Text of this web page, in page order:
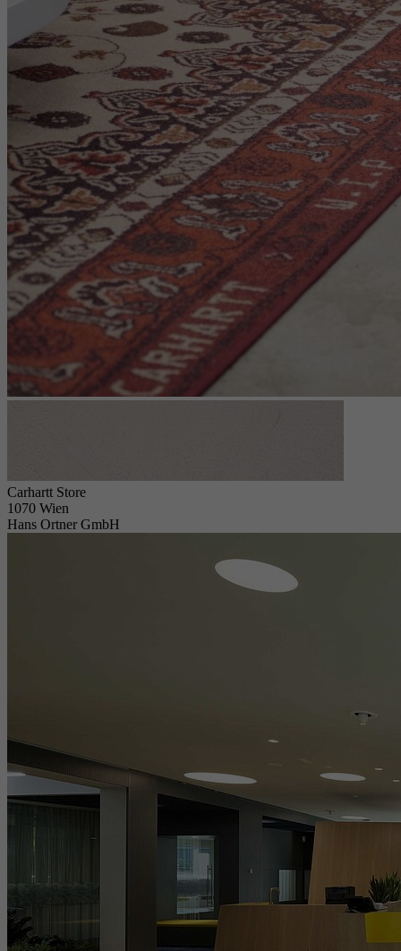
Carhartt Store
1070 Wien
Hans Ortner GmbH